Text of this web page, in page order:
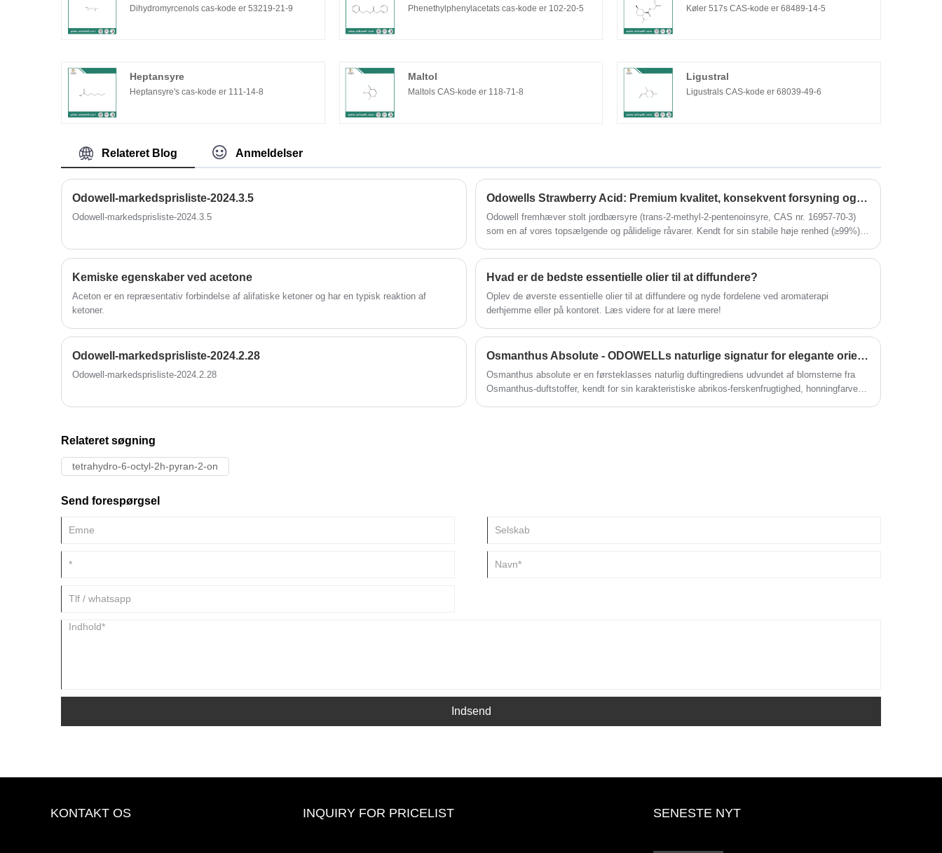
Dihydromyrcenols cas-kode er 53219-21-9 Phenethylphenylacetats cas-kode er 102-20-5 Køler 517s CAS-kode er 68489-14-5
Heptansyre
Heptansyre's cas-kode er 111-14-8
Maltol
Maltols CAS-kode er 118-71-8
Ligustral
Ligustrals CAS-kode er 68039-49-6
Relateret Blog Anmeldelser
Odowell-markedsprisliste-2024.3.5
Odowell-markedsprisliste-2024.3.5
Odowells Strawberry Acid: Premium kvalitet, konsekvent forsyning og alsidige applikationer
Odowell fremhæver stolt jordbærsyre (trans-2-methyl-2-pentenoinsyre, CAS nr. 16957-70-3)
som en af ​​vores topsælgende og pålidelige råvarer. Kendt for sin stabile høje renhed (≥99%)
kemisk syntese.
Kemiske egenskaber ved acetone
Aceton er en repræsentativ forbindelse af alifatiske ketoner og har en typisk reaktion af
ketoner.
Hvad er de bedste essentielle olier til at diffundere?
Oplev de øverste essentielle olier til at diffundere og nyde fordelene ved aromaterapi
derhjemme eller på kontoret. Læs videre for at lære mere!
Odowell-markedsprisliste-2024.2.28
Odowell-markedsprisliste-2024.2.28
Osmanthus Absolute - ODOWELLs naturlige signatur for elegante orientalske blomster
Osmanthus absolute er en førsteklasses naturlig duftingrediens udvundet af blomsterne fra
Osmanthus-duftstoffer, kendt for sin karakteristiske abrikos-ferskenfrugtighed, honningfarvede
Relateret søgning
tetrahydro-6-octyl-2h-pyran-2-on
Send forespørgsel
Indsend
KONTAKT OS INQUIRY FOR PRICELIST SENESTE NYT